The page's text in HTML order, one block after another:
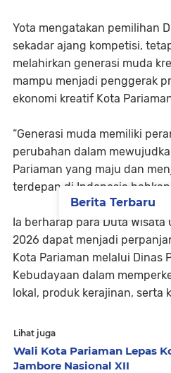
Yota mengatakan pemilihan
sekadar ajang kompetisi,
melahirkan generasi muda
mampu menjadi penggerak
ekonomi kreatif Kota
“Generasi muda memiliki
perubahan dalam
Pariaman yang maju dan
terdepan di Indonesia
Ia berharap para Duta Wisata
2026 dapat menjadi
Kota Pariaman melalui Dinas
Kebudayaan dalam
lokal, produk kerajinan, serta
Lihat juga
Wali Kota Pariaman Lepas
Jambore Nasional XII
Berita Terbaru